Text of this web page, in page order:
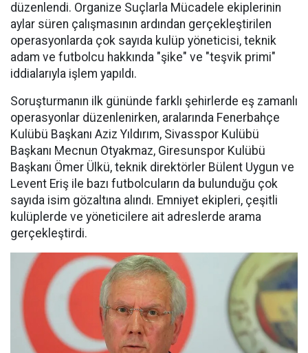
düzenlendi. Organize Suçlarla Mücadele ekiplerinin
aylar süren çalışmasının ardından gerçekleştirilen
operasyonlarda çok sayıda kulüp yöneticisi, teknik
adam ve futbolcu hakkında "şike" ve "teşvik primi"
iddialarıyla işlem yapıldı.
Soruşturmanın ilk gününde farklı şehirlerde eş zamanlı
operasyonlar düzenlenirken, aralarında Fenerbahçe
Kulübü Başkanı Aziz Yıldırım, Sivasspor Kulübü
Başkanı Mecnun Otyakmaz, Giresunspor Kulübü
Başkanı Ömer Ülkü, teknik direktörler Bülent Uygun ve
Levent Eriş ile bazı futbolcuların da bulunduğu çok
sayıda isim gözaltına alındı. Emniyet ekipleri, çeşitli
kulüplerde ve yöneticilere ait adreslerde arama
gerçekleştirdi.